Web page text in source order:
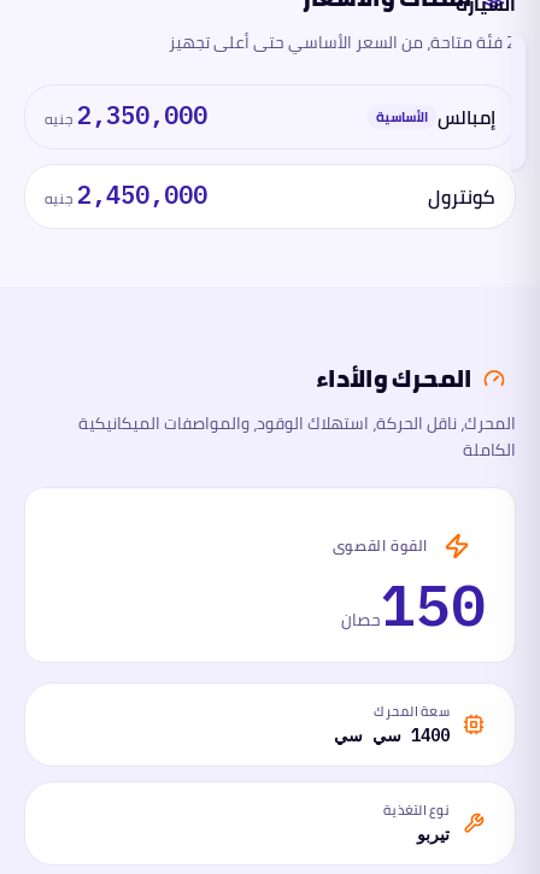
الفئات
هذا
القسم
المحرك
والأداء
السلامة
والتقنية
وما
2 فئة متاحة، من السعر الأساسي حتى أعلى تجهيز
إمبالس الأساسية 2,350,000 جنيه
كونترول 2,450,000 جنيه
المحرك والأداء
المحرك، ناقل الحركة، استهلاك الوقود، والمواصفات الميكانيكية
الكاملة
القوة القصوى
150حصان
سعة المحرك
1400 سي سي
نوع التغذية
تيربو